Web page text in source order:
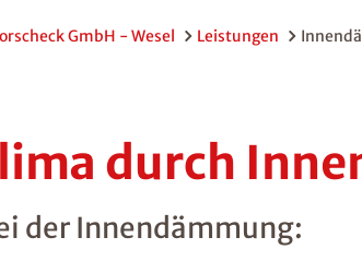
GmbH - Wesel Leistungen
durch
der Innendämmung: